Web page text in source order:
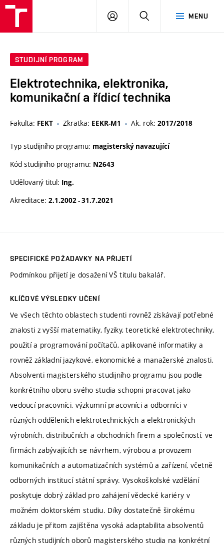
MENU
PŘIHLÁSIT
STUDIJNÍ PROGRAM
Elektrotechnika, elektronika,
komunikační a řídicí technika
Fakulta: FEKT Zkratka: EEKR-M1 Ak. rok: 2017/2018
Typ studijního programu: magisterský navazující
Kód studijního programu: N2643
Udělovaný titul: Ing.
Akreditace: 2.1.2002 - 31.7.2021
SPECIFICKÉ POŽADAVKY NA PŘIJETÍ
Podmínkou přijetí je dosažení VŠ titulu bakalář.
KLÍČOVÉ VÝSLEDKY UČENÍ
Ve všech těchto oblastech studenti rovněž získávají potřebné
znalosti z vyšší matematiky, fyziky, teoretické elektrotechniky,
použití a programování počítačů, aplikované informatiky a
rovněž základní jazykové, ekonomické a manažerské znalosti.
Absolventi magisterského studijního programu jsou podle
konkrétního oboru svého studia schopni pracovat jako
vedoucí pracovníci, výzkumní pracovníci a odborníci v
různých odděleních elektrotechnických a elektronických
výrobních, distribučních a obchodních firem a společností, ve
firmách zabývajících se návrhem, výrobou a provozem
komunikačních a automatizačních systémů a zařízení, včetně
odborných institucí státní správy. Vysokoškolské vzdělání
poskytuje dobrý základ pro zahájení vědecké kariéry v
možném doktorském studiu. Díky dostatečně širokému
základu je přitom zajištěna vysoká adaptabilita absolventů
různých studijních oborů magisterského studia na konkrétní